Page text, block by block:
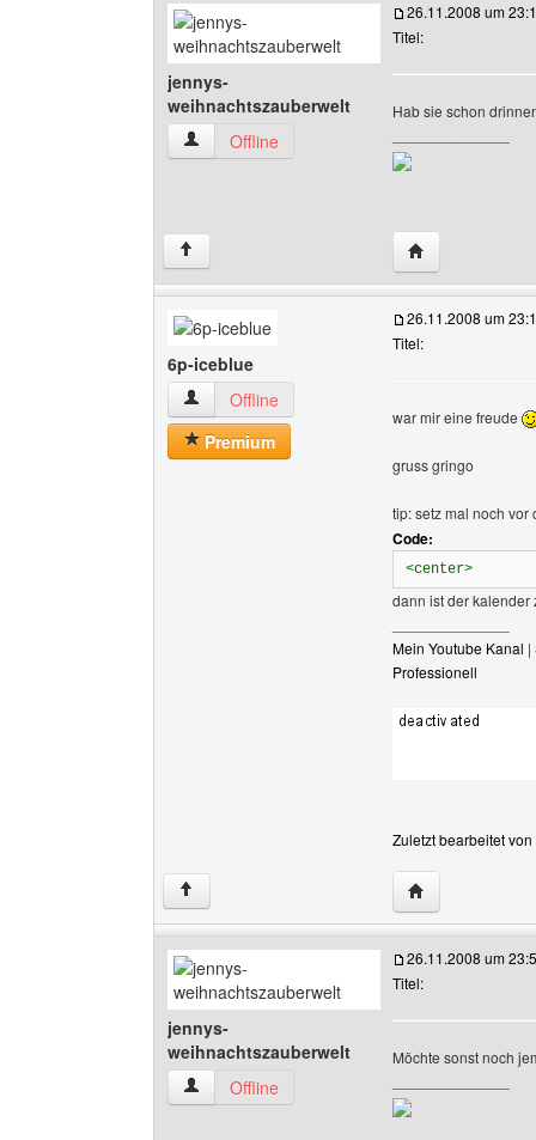
jennys-
weihnachtszauberwelt
jennys-weihnachtszauberwelt Benutzer-
Offline
26.11.2008 um
Titel:
Hab sie schon
↑ Website dieses
6p-iceblue
6p-iceblue Benutzer-Profile anzeigen
Offline
Premium
26.11.2008 um
Titel:
war mir eine freude
gruss gringo
tip: setz mal noch
Code:
<center>
dann ist der kalender
Mein Youtube Kanal |
Professionell
Zuletzt bearbeitet
↑ Website dieses
jennys-
weihnachtszauberwelt
jennys-weihnachtszauberwelt Benutzer-
Offline
26.11.2008 um
Titel:
Möchte sonst noch